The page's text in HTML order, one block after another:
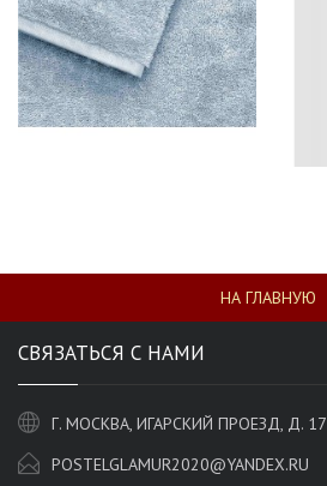
НА ГЛАВНУЮ
СВЯЗАТЬСЯ С НАМИ
Г. МОСКВА, ИГАРСКИЙ ПРОЕЗД, Д. 17
POSTELGLAMUR2020@YANDEX.RU